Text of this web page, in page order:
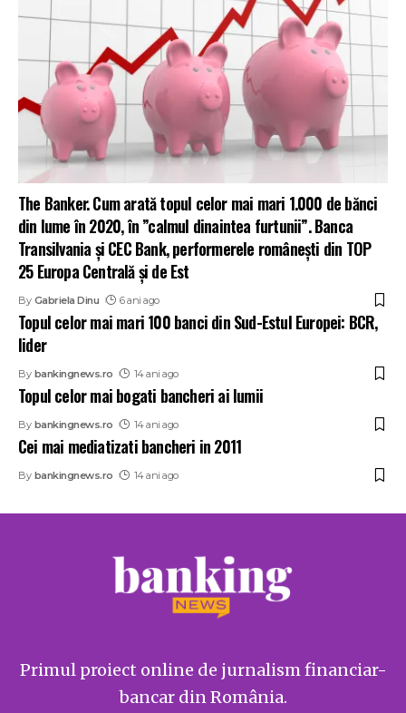
The Banker. Cum arată topul celor mai mari 1.000 de bănci
din lume în 2020, în ”calmul dinaintea furtunii”. Banca
Transilvania și CEC Bank, performerele românești din TOP
25 Europa Centrală și de Est
By Gabriela Dinu 6 ani ago
Topul celor mai mari 100 banci din Sud-Estul Europei: BCR,
lider
By bankingnews.ro 14 ani ago
Topul celor mai bogati bancheri ai lumii
By bankingnews.ro 14 ani ago
Cei mai mediatizati bancheri in 2011
By bankingnews.ro 14 ani ago
Primul proiect online de jurnalism financiar-
bancar din România.